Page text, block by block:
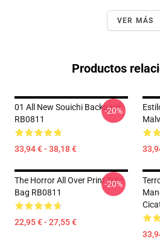
VER MÁS
Productos
01 All New Souichi Backpack
RB0811
33,94 € - 38,18 €
-20%
The Horror All Over Print Tote
Bag RB0811
22,95 € - 27,55 €
-20%